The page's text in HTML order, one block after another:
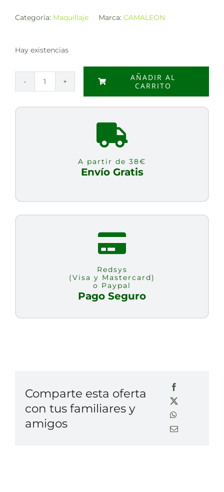
Categoría: Maquillaje Marca: CAMALEON
Hay existencias
COLORETE
MELOCOTON
AÑADIR AL
CARRITO
A partir de 38€
Envío Gratis
Redsys
(Visa y Mastercard)
o Paypal
Pago Seguro
Comparte esta oferta
con tus familiares y
amigos